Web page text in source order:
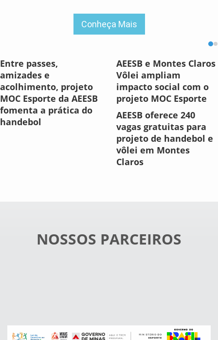
Conheça Mais
Entre passes,
amizades e
acolhimento, projeto
MOC Esporte da AEESB
fomenta a prática do
handebol
AEESB e Montes Claros
Vôlei ampliam
impacto social com o
projeto MOC Esporte
AEESB oferece 240
vagas gratuitas para
projeto de handebol e
vôlei em Montes
Claros
NOSSOS PARCEIROS